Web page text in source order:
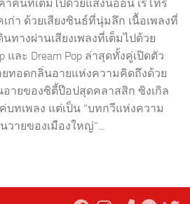
ำคืนที่เต็มไปด้วยแสงนีออน เรโทร
ก่า ด้วยเสียงซินธ์ที่นุ่มลึก เนื้อเพลงที่
ทางผ่านเสียงเพลงที่เต็มไปด้วย
และ Dream Pop ล่าสุดทั้งคู่เปิดตัว
ายทอดกลิ่นอายแห่งความคิดถึงด้วย
ายของซิตี้ป๊อปสุดคลาสสิก ซิงเกิล
บทเพลง แต่เป็น “บทกวีแห่งความ
ายของเมืองใหญ่”...